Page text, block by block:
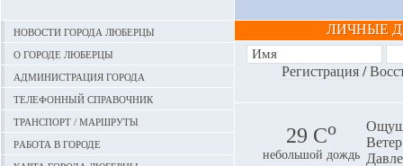
Новости города Люберцы
О городе Люберцы
Администрация города
Телефонный справочник
Транспорт / маршруты
Работа в городе
ЛИЧНЫЕ
Регистрация/
29 Сo
небольшой дождь